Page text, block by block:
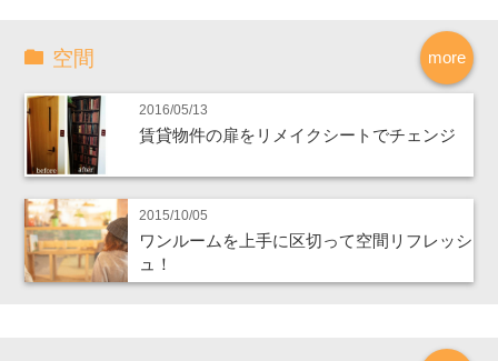
more
空間
2016/05/13
賃貸物件の扉をリメイクシートでチェンジ
2015/10/05
ワンルームを上手に区切って空間リフレッシ
ュ！